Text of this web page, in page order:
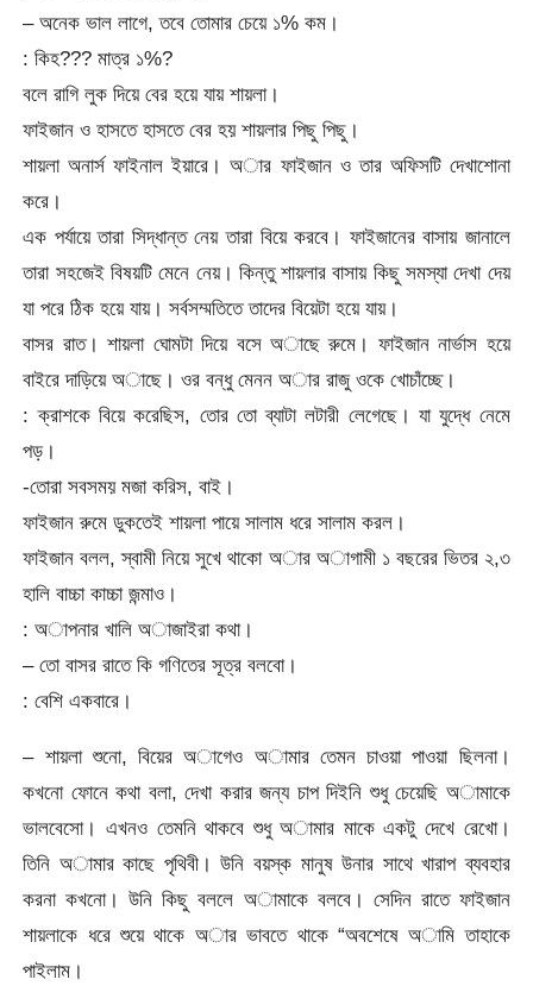
– অনেক ভাল লাগে, তবে তোমার চেয়ে ১% কম।
: কিহ??? মাত্র ১%?
বলে রাগি লুক দিয়ে বের হয়ে যায় শায়লা।
ফাইজান ও হাসতে হাসতে বের হয় শায়লার পিছু পিছু।
শায়লা অনার্স ফাইনাল ইয়ারে। অার ফাইজান ও তার অফিসটি দেখাশোনা
করে।
এক পর্যায়ে তারা সিদ্ধান্ত নেয় তারা বিয়ে করবে। ফাইজানের বাসায় জানালে
তারা সহজেই বিষয়টি মেনে নেয়। কিন্তু শায়লার বাসায় কিছু সমস্যা দেখা দেয়
যা পরে ঠিক হয়ে যায়। সর্বসম্মতিতে তাদের বিয়েটা হয়ে যায়।
বাসর রাত। শায়লা ঘোমটা দিয়ে বসে অাছে রুমে। ফাইজান নার্ভাস হয়ে
বাইরে দাড়িয়ে অাছে। ওর বন্ধু মেনন অার রাজু ওকে খোচাঁচ্ছে।
: ক্রাশকে বিয়ে করেছিস, তোর তো ব্যাটা লটারী লেগেছে। যা যুদ্ধে নেমে
পড়।
-তোরা সবসময় মজা করিস, বাই।
ফাইজান রুমে ডুকতেই শায়লা পায়ে সালাম ধরে সালাম করল।
ফাইজান বলল, স্বামী নিয়ে সুখে থাকো অার অাগামী ১ বছরের ভিতর ২,৩
হালি বাচ্চা কাচ্চা জন্মাও।
: অাপনার খালি অাজাইরা কথা।
– তো বাসর রাতে কি গণিতের সূত্র বলবো।
: বেশি একবারে।
– শায়লা শুনো, বিয়ের অাগেও অামার তেমন চাওয়া পাওয়া ছিলনা।
কখনো ফোনে কথা বলা, দেখা করার জন্য চাপ দিইনি শুধু চেয়েছি অামাকে
ভালবেসো। এখনও তেমনি থাকবে শুধু অামার মাকে একটু দেখে রেখো।
তিনি অামার কাছে পৃথিবী। উনি বয়স্ক মানুষ উনার সাথে খারাপ ব্যবহার
করনা কখনো। উনি কিছু বললে অামাকে বলবে। সেদিন রাতে ফাইজান
শায়লাকে ধরে শুয়ে থাকে অার ভাবতে থাকে “অবশেষে অামি তাহাকে
পাইলাম।